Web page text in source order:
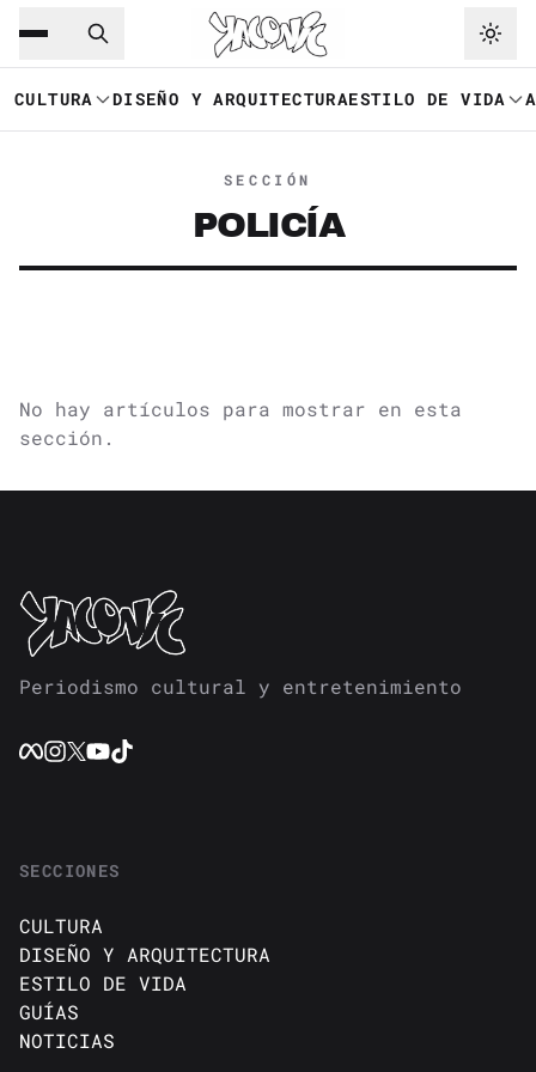
Saltar al contenido principal
CULTURA DISEÑO Y ARQUITECTURAESTILO DE VIDA
SECCIÓN
POLICÍA
No hay artículos para mostrar en esta
sección.
Periodismo cultural y entretenimiento
SECCIONES
CULTURA
DISEÑO Y ARQUITECTURA
ESTILO DE VIDA
GUÍAS
NOTICIAS